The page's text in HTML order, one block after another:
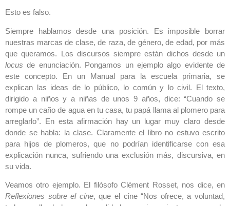
Esto es falso.
Siempre hablamos desde una posición. Es imposible borrar
nuestras marcas de clase, de raza, de género, de edad, por más
que queramos. Los discursos siempre están dichos desde un
locus de enunciación. Pongamos un ejemplo algo evidente de
este concepto. En un Manual para la escuela primaria, se
explican las ideas de lo público, lo común y lo civil. El texto,
dirigido a niños y a niñas de unos 9 años, dice: “Cuando se
rompe un caño de agua en tu casa, tu papá llama al plomero para
arreglarlo”. En esta afirmación hay un lugar muy claro desde
donde se habla: la clase. Claramente el libro no estuvo escrito
para hijos de plomeros, que no podrían identificarse con esa
explicación nunca, sufriendo una exclusión más, discursiva, en
su vida.
Veamos otro ejemplo. El filósofo Clément Rosset, nos dice, en
Reflexiones sobre el cine, que el cine “Nos ofrece, a voluntad,